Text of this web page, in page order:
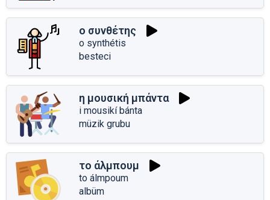
ο συνθέτης
o synthétis
besteci
η μουσική μπάντα
i mousikí bánta
müzik grubu
το άλμπουμ
to álmpoum
albüm